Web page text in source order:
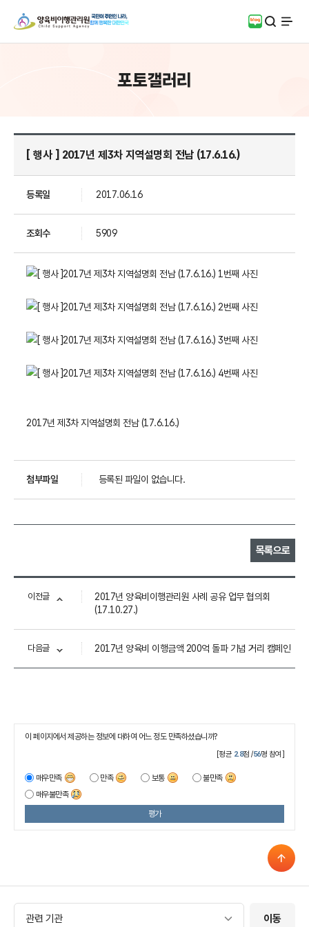
블로그검색
전체
포토갤러리
[ 행사 ] 2017년 제3차 지역설명회 전남 (17.6.16.)
등록일 2017.06.16
조회수 5909
2017년 제3차 지역설명회 전남 (17.6.16.)
첨부파일 등록된 파일이 없습니다.
목록으로
이전글
2017년 양육비이행관리원 사례 공유 업무 협의회
(17.10.27.)
다음글 2017년 양육비 이행금액 200억 돌파 기념 거리 캠페인
이 페이지에서 제공하는 정보에 대하여 어느 정도 만족하셨습니까?
[평균 2.8점 /56명 참여]
매우만족 만족 보통
불만족
매우불만족
평가
관련 기관
관련 기관 이동